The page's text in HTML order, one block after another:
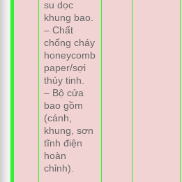
su dọc
khung bao.
– Chất
chống cháy
honeycomb
paper/sợi
thủy tinh.
– Bộ cửa
bao gồm
(cánh,
khung, sơn
tĩnh điện
hoàn
chỉnh).